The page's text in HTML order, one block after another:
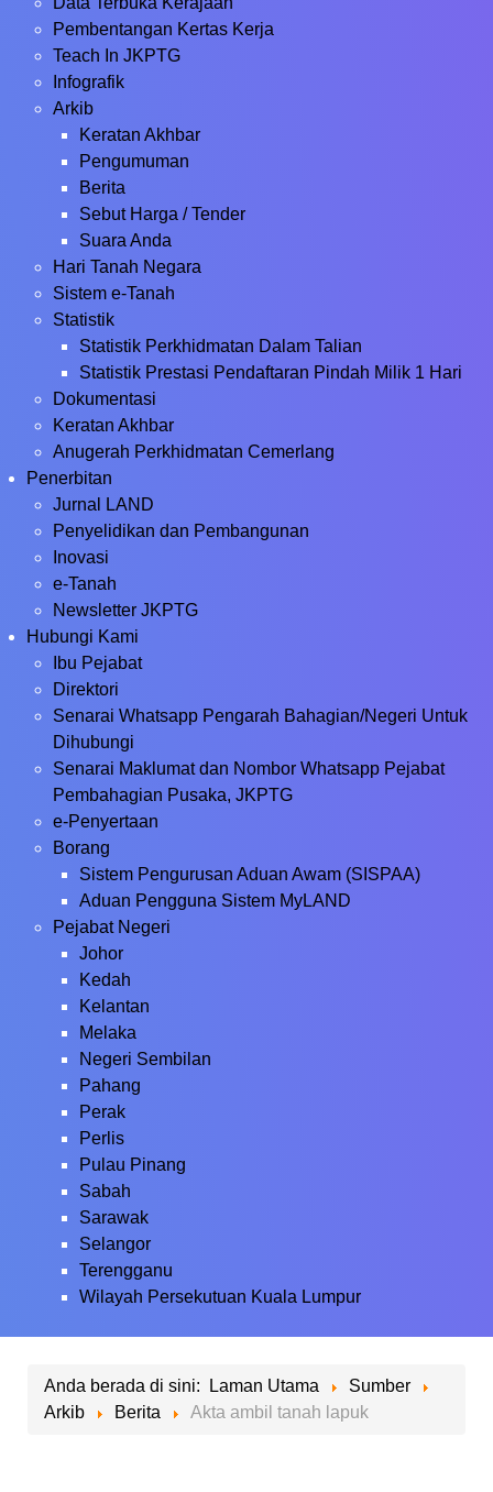
Pembentangan Kertas Kerja
Teach In JKPTG
Infografik
Arkib
Keratan Akhbar
Pengumuman
Berita
Sebut Harga / Tender
Suara Anda
Hari Tanah Negara
Sistem e-Tanah
Statistik
Statistik Perkhidmatan Dalam Talian
Statistik Prestasi Pendaftaran Pindah Milik 1 Hari
Dokumentasi
Keratan Akhbar
Anugerah Perkhidmatan Cemerlang
Penerbitan
Jurnal LAND
Penyelidikan dan Pembangunan
Inovasi
e-Tanah
Newsletter JKPTG
Hubungi Kami
Ibu Pejabat
Direktori
Senarai Whatsapp Pengarah Bahagian/Negeri Untuk
Dihubungi
Senarai Maklumat dan Nombor Whatsapp Pejabat
Pembahagian Pusaka, JKPTG
e-Penyertaan
Borang
Sistem Pengurusan Aduan Awam (SISPAA)
Aduan Pengguna Sistem MyLAND
Pejabat Negeri
Johor
Kedah
Kelantan
Melaka
Negeri Sembilan
Pahang
Perak
Perlis
Pulau Pinang
Sabah
Sarawak
Selangor
Terengganu
Wilayah Persekutuan Kuala Lumpur
Anda berada di sini: Laman Utama
Sumber
Arkib
Berita Akta ambil tanah lapuk